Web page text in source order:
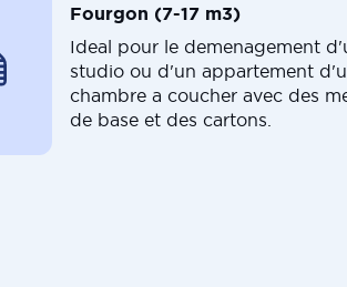
Fourgon (7-17 m3)
Ideal pour le demenagement
studio ou d'un appartement
chambre a coucher avec des
de base et des cartons.